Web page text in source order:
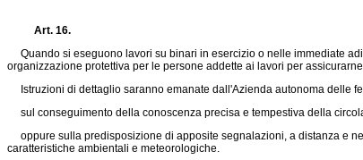
Art. 16.
Quando si eseguono lavori su binari in esercizio o nelle immediate
organizzazione protettiva per le persone addette ai lavori per
Istruzioni di dettaglio saranno emanate dall'Azienda autonoma delle
sul conseguimento della conoscenza precisa e tempestiva della
oppure sulla predisposizione di apposite segnalazioni, a distanza e
caratteristiche ambientali e meteorologiche.